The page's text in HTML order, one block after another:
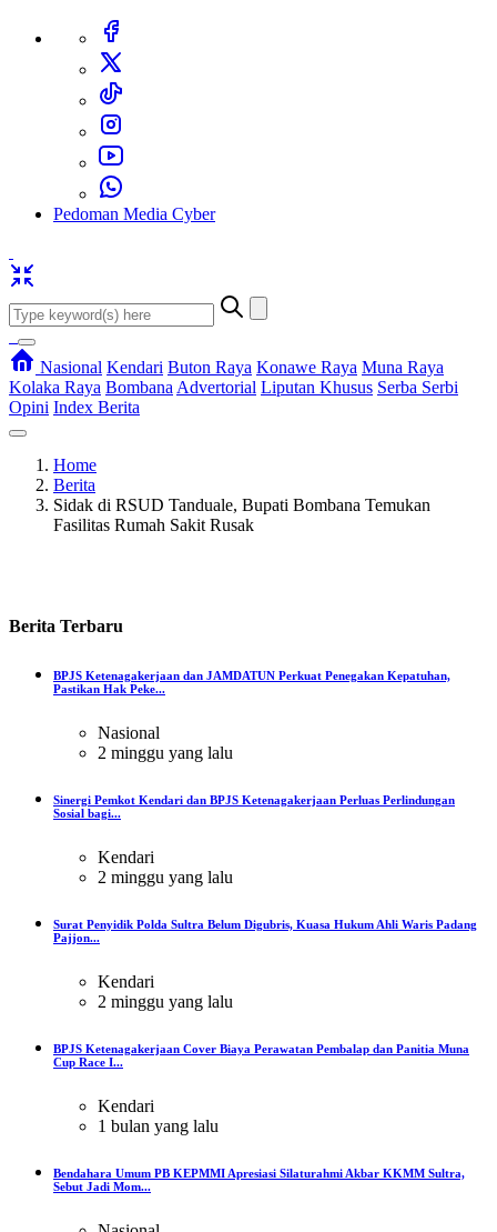
Pedoman Media Cyber
Nasional Kendari Buton Raya Konawe Raya Muna Raya
Kolaka Raya Bombana Advertorial Liputan Khusus Serba Serbi
Opini Index Berita
Home
Berita
Sidak di RSUD Tanduale, Bupati Bombana Temukan
Fasilitas Rumah Sakit Rusak
Berita Terbaru
BPJS Ketenagakerjaan dan JAMDATUN Perkuat Penegakan Kepatuhan,
Pastikan Hak Peke...
Nasional
2 minggu yang lalu
Sinergi Pemkot Kendari dan BPJS Ketenagakerjaan Perluas Perlindungan
Sosial bagi...
Kendari
2 minggu yang lalu
Surat Penyidik Polda Sultra Belum Digubris, Kuasa Hukum Ahli Waris Padang
Pajjon...
Kendari
2 minggu yang lalu
BPJS Ketenagakerjaan Cover Biaya Perawatan Pembalap dan Panitia Muna
Cup Race I...
Kendari
1 bulan yang lalu
Bendahara Umum PB KEPMMI Apresiasi Silaturahmi Akbar KKMM Sultra,
Sebut Jadi Mom...